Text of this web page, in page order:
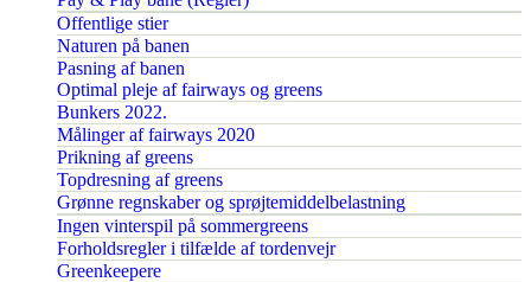
Offentlige stier
Naturen på banen
Pasning af banen
Optimal pleje af fairways og greens
Bunkers 2022.
Målinger af fairways 2020
Prikning af greens
Topdresning af greens
Grønne regnskaber og sprøjtemiddelbelastning
Ingen vinterspil på sommergreens
Forholdsregler i tilfælde af tordenvejr
Greenkeepere